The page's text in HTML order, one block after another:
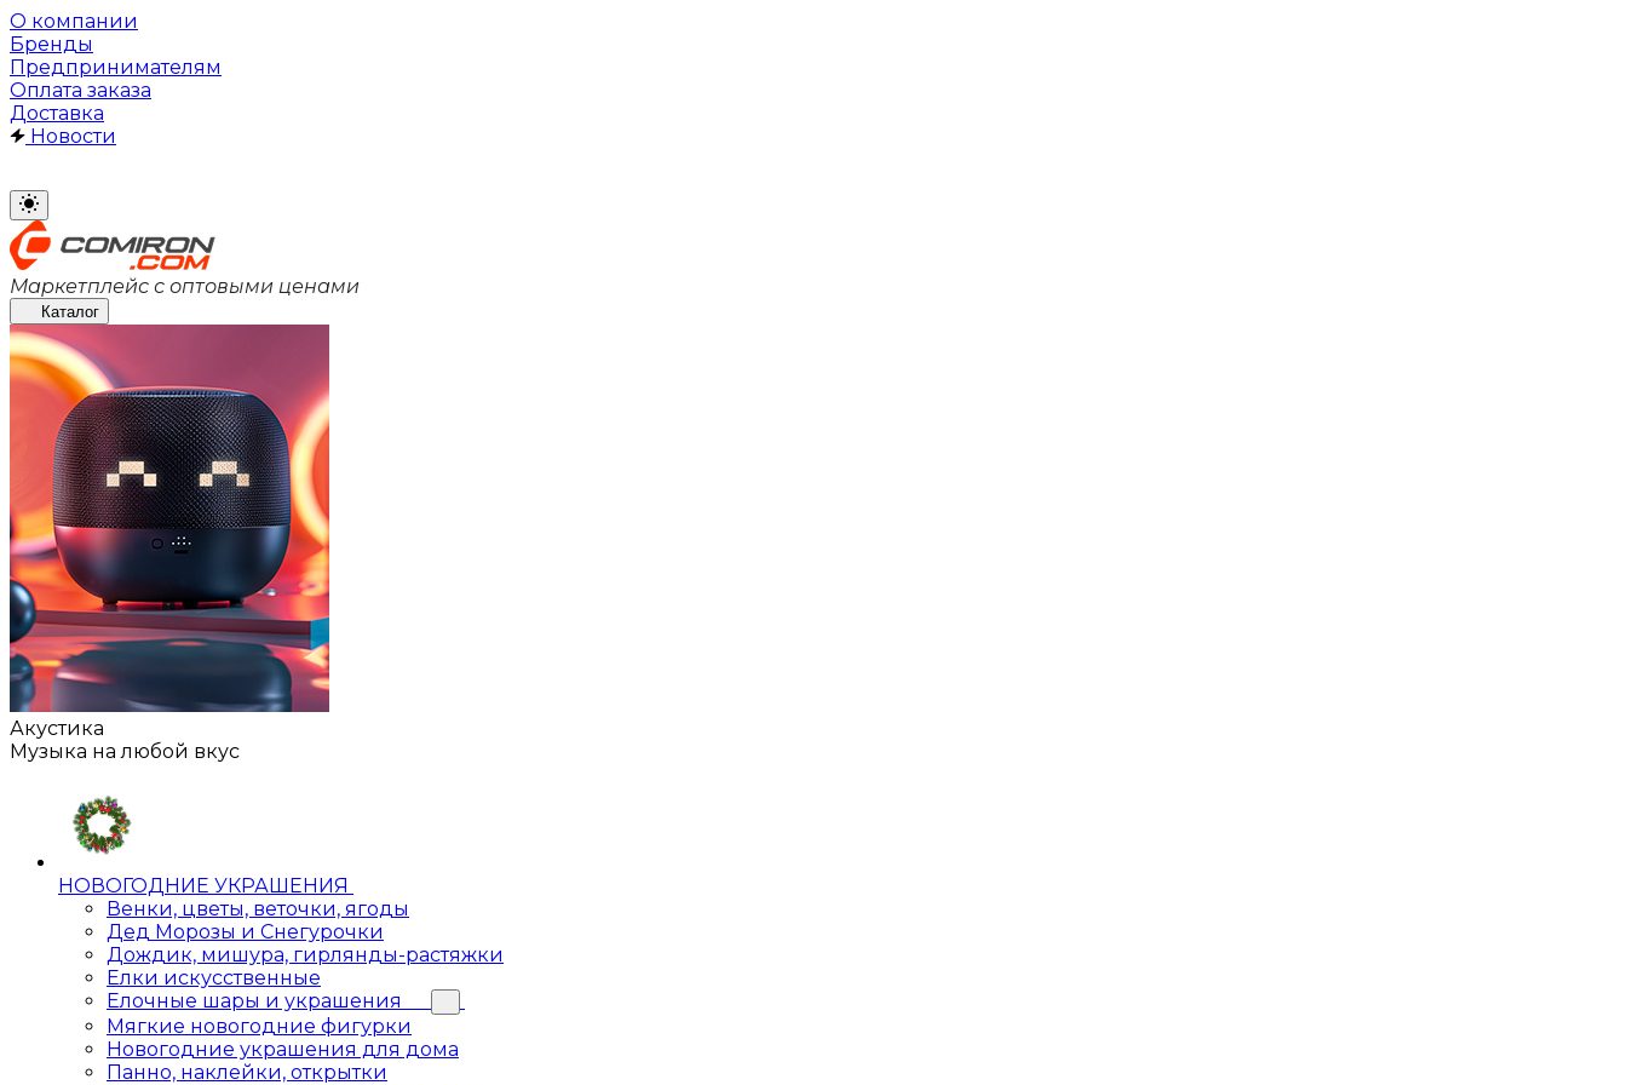
О компании
Бренды
Предпринимателям
Оплата заказа
Доставка
Новости
Маркетплейс с оптовыми ценами
Каталог
Акустика
Музыка на любой вкус
НОВОГОДНИЕ УКРАШЕНИЯ
Венки, цветы, веточки, ягоды
Дед Морозы и Снегурочки
Дождик, мишура, гирлянды-растяжки
Елки искусственные
Елочные шары и украшения
Мягкие новогодние фигурки
Новогодние украшения для дома
Панно, наклейки, открытки